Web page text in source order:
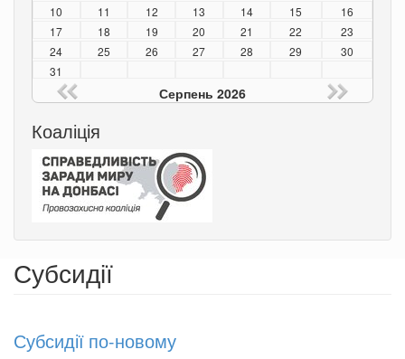
10
11 12 13 14 15
16
17
18 19 20 21 22
23
24
25 26 27 28 29
30
31
Серпень 2026
Коаліція
Субсидії
Субсидії по-новому